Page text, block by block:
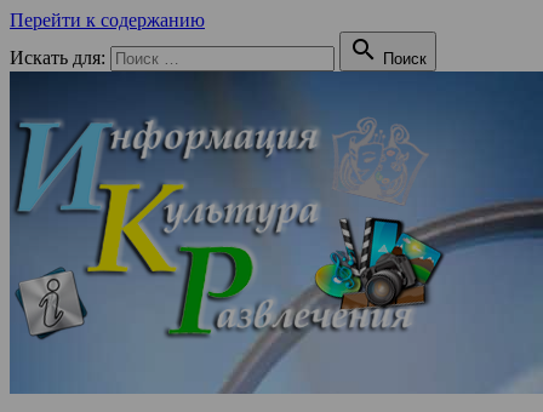
Перейти к содержанию
Искать для:
 Поиск